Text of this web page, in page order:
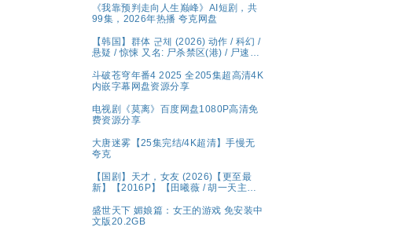
险启航🌊南洋谜局，诡影交错！连环猎
杀，高能对决💥奇幻/冒险【张新成、丁
《我靠预判走向人生巅峰》AI短剧，共
99集，2026年热播 夸克网盘
【韩国】群体 군체 (2026) 动作 / 科幻 /
悬疑 / 惊悚 又名: 尸杀禁区(港) / 尸速禁
而被封锁的建筑内，孤立无援的幸存者
们对抗以无法预测形态进化的感染者的
斗破苍穹年番4 2025 全205集超高清4K
内嵌字幕网盘资源分享
电视剧《莫离》百度网盘1080P高清免
费资源分享
大唐迷雾【25集完结/4K超清】手慢无
夸克
【国剧】天才，女友 (2026)【更至最
新】【2016P】【田曦薇 / 胡一天主
盛世天下 媚娘篇：女王的游戏 免安装中
文版20.2GB